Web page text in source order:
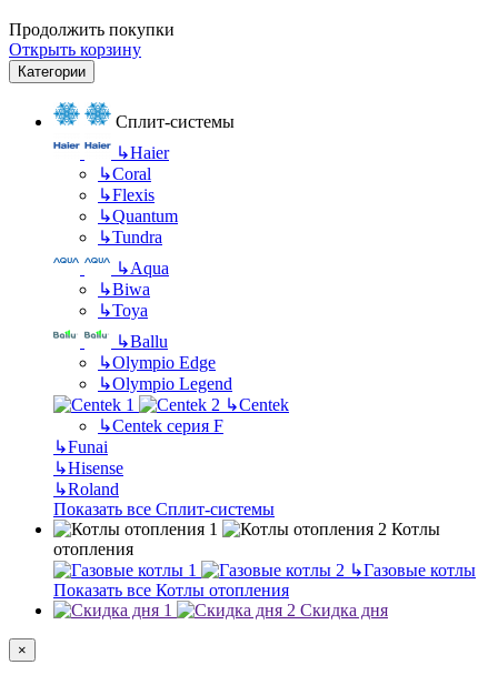
Продолжить покупки
Открыть корзину
Категории
Сплит-системы
↳Haier
↳Coral
↳Flexis
↳Quantum
↳Tundra
↳Aqua
↳Biwa
↳Toya
↳Ballu
↳Olympio Edge
↳Olympio Legend
↳Centek
↳Centek серия F
↳Funai
↳Hisense
↳Roland
Показать все Сплит-системы
Котлы
отопления
↳Газовые котлы
Показать все Котлы отопления
Скидка дня
×